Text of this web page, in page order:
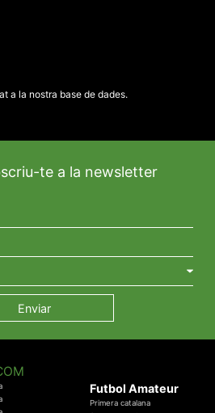
a la nostra base de dades.
te a la newsletter
Futbol Amateur
Primera catalana